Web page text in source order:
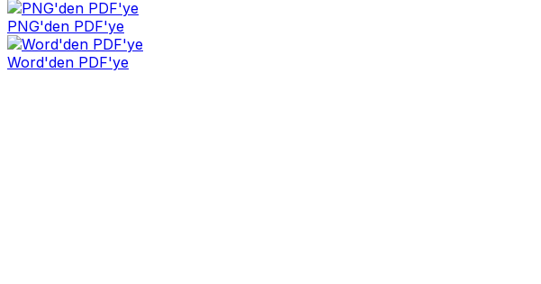
PNG'den PDF'ye
Word'den PDF'ye